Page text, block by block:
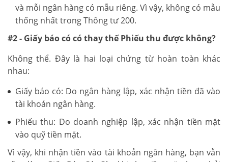
và mỗi ngân hàng có mẫu riêng. Vì vậy, không có mẫu
thống nhất trong Thông tư 200.
#2 - Giấy báo có có thay thế Phiếu thu được không?
Không thể. Đây là hai loại chứng từ hoàn toàn khác
nhau:
Giấy báo có: Do ngân hàng lập, xác nhận tiền đã vào
tài khoản ngân hàng.
Phiếu thu: Do doanh nghiệp lập, xác nhận tiền mặt
vào quỹ tiền mặt.
Vì vậy, khi nhận tiền vào tài khoản ngân hàng, bạn vẫn